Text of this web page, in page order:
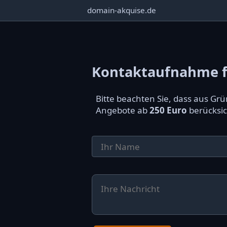
domain-akquise.de
Kontaktaufnahme
Bitte beachten Sie, dass aus
Angebote ab250 Euro